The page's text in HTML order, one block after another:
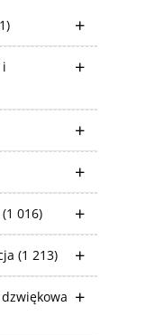
i
(1 016)
(1 213)